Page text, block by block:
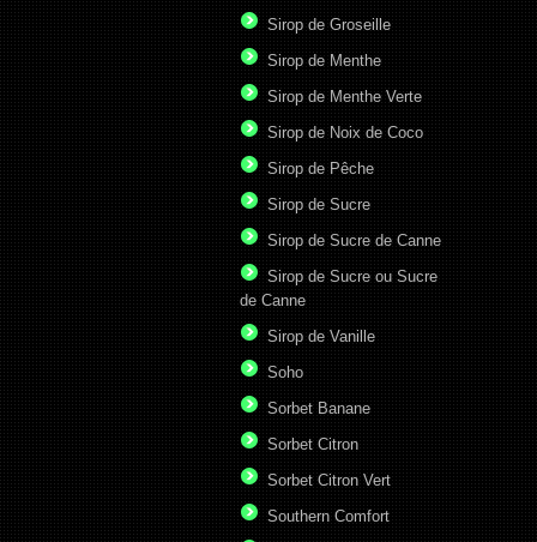
Sirop de Groseille
Sirop de Menthe
Sirop de Menthe Verte
Sirop de Noix de Coco
Sirop de Pêche
Sirop de Sucre
Sirop de Sucre de Canne
Sirop de Sucre ou Sucre
de Canne
Sirop de Vanille
Soho
Sorbet Banane
Sorbet Citron
Sorbet Citron Vert
Southern Comfort